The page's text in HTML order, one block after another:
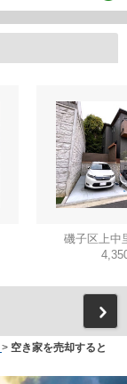
磯子区上中
> 空き家を売却すると